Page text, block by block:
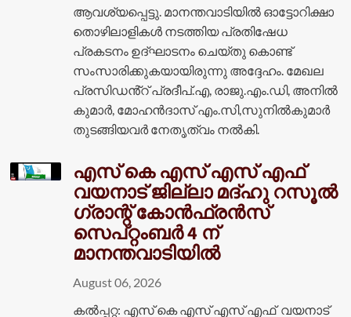
ആവശ്യപ്പെട്ടു. മാനന്തവാടിയിൽ ഓട്ടോറിക്ഷാ
തൊഴിലാളികൾ നടത്തിയ പ്രതിഷേധ
പ്രകടനം ഉദ്ഘാടനം ചെയ്തു കൊണ്ട്
സംസാരിക്കുകയായിരുന്നു അദ്ദേഹം. മേഖല
പ്രസിഡൻ്റ് പ്രദീപ്.എ, രാജു.എം.ഡി, അനിൽ
കുമാർ, മോഹൻദാസ് എം.സി,സുനിൽകുമാർ
തുടങ്ങിയവർ നേതൃത്വം നൽകി.
എസ് കെ എസ് എസ് എഫ്
വയനാട് ജില്ലാ മദ്ഹു റസൂൽ
ഗ്രാന്റ് കോൻഫ്രൻസ്
സെപ്റ്റംബർ 4 ന്
മാനന്തവാടിയിൽ
August 06, 2026
കൽപ്പറ്റ: എസ് കെ എസ് എസ് എഫ് വയനാട്